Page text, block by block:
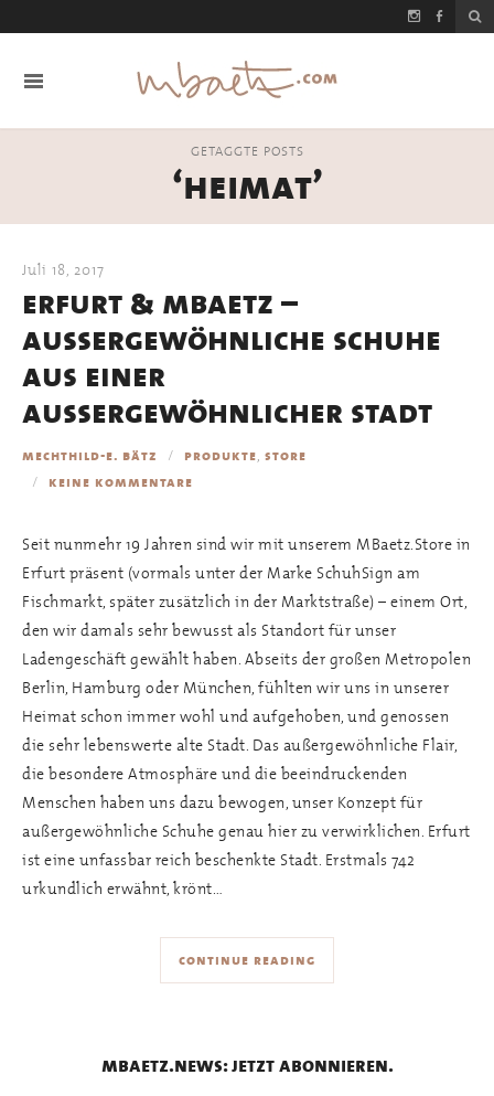
GETAGGTE POSTS
‘heimat’
Juli 18, 2017
erfurt & mbaetz –
außergewöhnliche schuhe
aus einer
außergewöhnlicher stadt
mechthild-e. bätz produkte, store
keine kommentare
Seit nunmehr 19 Jahren sind wir mit unserem MBaetz.Store in
Erfurt präsent (vormals unter der Marke SchuhSign am
Fischmarkt, später zusätzlich in der Marktstraße) – einem Ort,
den wir damals sehr bewusst als Standort für unser
Ladengeschäft gewählt haben. Abseits der großen Metropolen
Berlin, Hamburg oder München, fühlten wir uns in unserer
Heimat schon immer wohl und aufgehoben, und genossen
die sehr lebenswerte alte Stadt. Das außergewöhnliche Flair,
die besondere Atmosphäre und die beeindruckenden
Menschen haben uns dazu bewogen, unser Konzept für
außergewöhnliche Schuhe genau hier zu verwirklichen. Erfurt
ist eine unfassbar reich beschenkte Stadt. Erstmals 742
urkundlich erwähnt, krönt…
continue reading
mbaetz.news: jetzt abonnieren.